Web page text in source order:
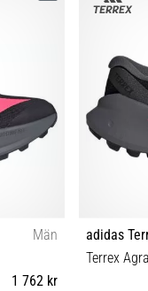
Män
1 762 kr
adidas
Terrex